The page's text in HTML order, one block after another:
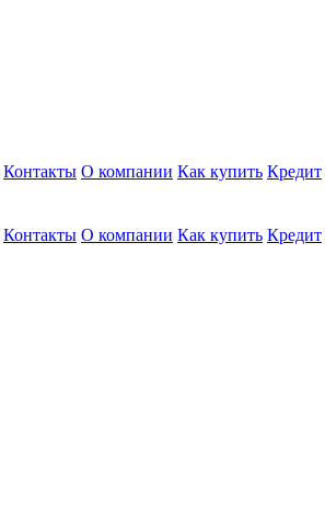
Контакты О компании Как купить Кредит
Контакты О компании Как купить Кредит